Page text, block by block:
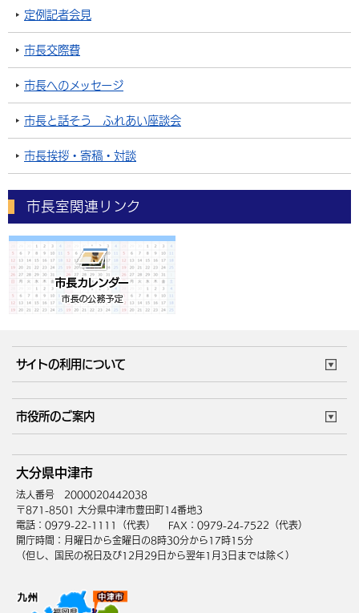
定例記者会見
市長交際費
市長へのメッセージ
市長と話そう ふれあい座談会
市長挨拶・寄稿・対談
市長室関連リンク
サイトの利用について
サイトマップ
市役所のご案内
庁舎地図 組織案内
中津市へのアクセス
大分県中津市
法人番号 2000020442038
〒871-8501 大分県中津市豊田町14番地3
電話：0979-22-1111（代表）
FAX：0979-24-7522（代表）
開庁時間：月曜日から金曜日の8時30分から17時15分
（但し、国民の祝日及び12月29日から翌年1月3日までは除く）